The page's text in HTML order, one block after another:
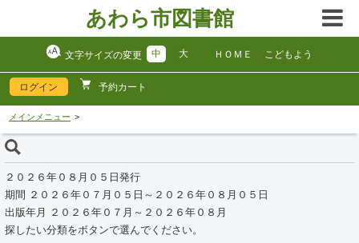
あわら市図書館
文字サイズの変更 中 大 ＨＯＭＥ こどもよう
ログイン 予約カート
メインメニュー
２０２６年０８月０５日発行
期間 ２０２６年０７月０５日～２０２６年０８月０５日
出版年月 ２０２６年０７月～２０２６年０８月
探したい分類をボタンで選んでください。